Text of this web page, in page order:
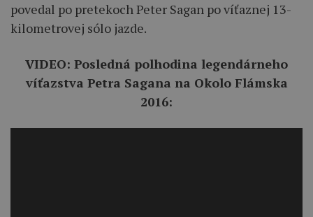
povedal po pretekoch Peter Sagan po víťaznej 13-
kilometrovej sólo jazde.
VIDEO: Posledná polhodina legendárneho
víťazstva Petra Sagana na Okolo Flámska
2016: